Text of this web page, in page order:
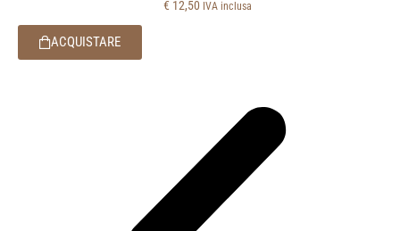
€ 12,50 IVA inclusa
ACQUISTARE